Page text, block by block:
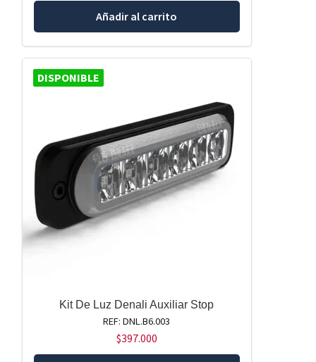
Añadir al carrito
DISPONIBLE
Kit De Luz Denali Auxiliar Stop
REF: DNL.B6.003
$397.000